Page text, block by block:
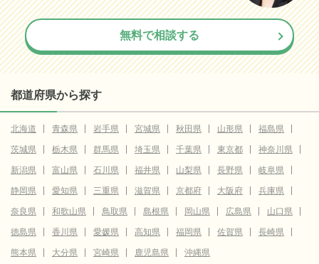
無料で相談する
都道府県から探す
北海道 青森県 岩手県 宮城県 秋田県 山形県
福島県
茨城県
栃木県 群馬県 埼玉県 千葉県 東京都
神奈川県
新潟県
富山県 石川県 福井県 山梨県 長野県
岐阜県
静岡県
愛知県 三重県 滋賀県 京都府 大阪府
兵庫県
奈良県
和歌山県 鳥取県 島根県 岡山県 広島県
山口県
徳島県
香川県 愛媛県 高知県 福岡県 佐賀県
長崎県
熊本県
大分県 宮崎県 鹿児島県 沖縄県